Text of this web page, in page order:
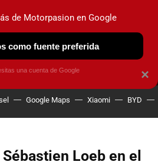
NUEVO
OBSERVATORIO
Google Maps Xiaomi BYD
Loeb en el
×
de Motorpasion en Google
como fuente preferida
una cuenta de Google